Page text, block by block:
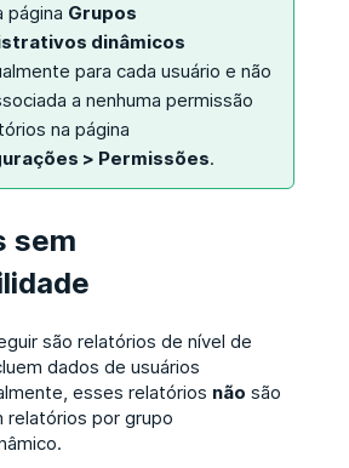
página Grupos
dinâmicos
para cada usuário e não
a nenhuma permissão
na página
> Permissões.
sem
são relatórios de nível de
dados de usuários
esses relatórios não são
por grupo